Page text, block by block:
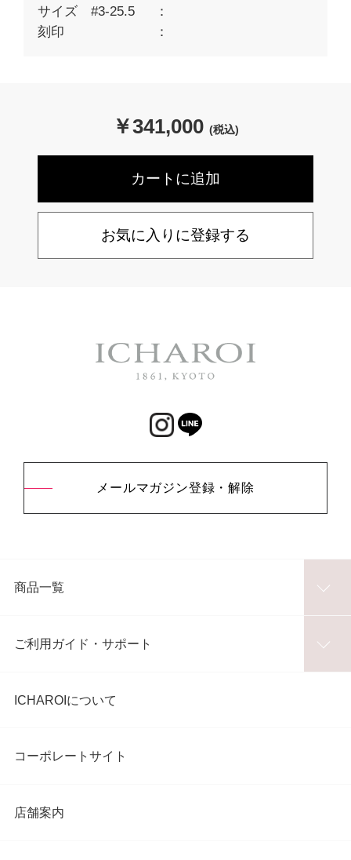
サイズ #3-25.5
刻印
￥341,000 (税込)
お気に入りに登録する
メールマガジン登録・解除
商品一覧
ご利用ガイド・サポート
ICHAROIについて
コーポレートサイト
店舗案内